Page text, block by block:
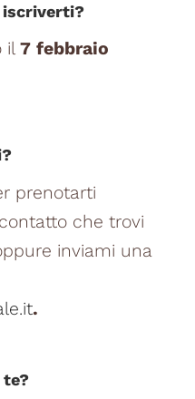
iscriverti?
il 7 febbraio
prenotarti
che trovi
inviami una
.
te?